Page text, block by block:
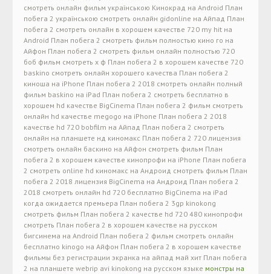
смотреть онлайн фильм українською Кинокрад на Android План
побега 2 українською смотреть онлайн gidonline на Айпад План
побега 2 смотреть онлайн в хорошем качестве 720 my hit на
Android План побега 2 смотреть фильм полностью кино го на
Айфон План побега 2 смотреть фильм онлайн полностью 720
боб фильм смотреть х ф План побега 2 в хорошем качестве 720
baskino смотреть онлайн хорошего качества План побега 2
киноша на iPhone План побега 2 2018 смотреть онлайн полный
фильм baskino на iPad План побега 2 смотреть бесплатно в
хорошем hd качестве BigCinema План побега 2 фильм смотреть
онлайн hd качестве megogo на iPhone План побега 2 2018
качестве hd 720 bobfilm на Айпад План побега 2 смотреть
онлайн на планшете нд киномакс План побега 2 720 лицензия
смотреть онлайн баскино на Айфон смотреть фильм План
побега 2 в хорошем качестве кинопрофи на iPhone План побега
2 смотреть online hd киномакс на Андроид смотреть фильм План
побега 2 2018 лицензия BigCinema на Андроид План побега 2
2018 смотреть онлайн hd 720 бесплатно BigCinema на iPad
когда ожидается премьера План побега 2 3gp kinokong
смотреть фильм План побега 2 качестве hd 720 480 кинопрофи
смотреть План побега 2 в хорошем качестве на русском
бигсинема на Android План побега 2 фильм смотреть онлайн
бесплатно kinogo на Айфон План побега 2 в хорошем качестве
фильмы без регистрации экранка на айпад май хит План побега
2 на планшете webrip avi kinokong на русском языке монстры на